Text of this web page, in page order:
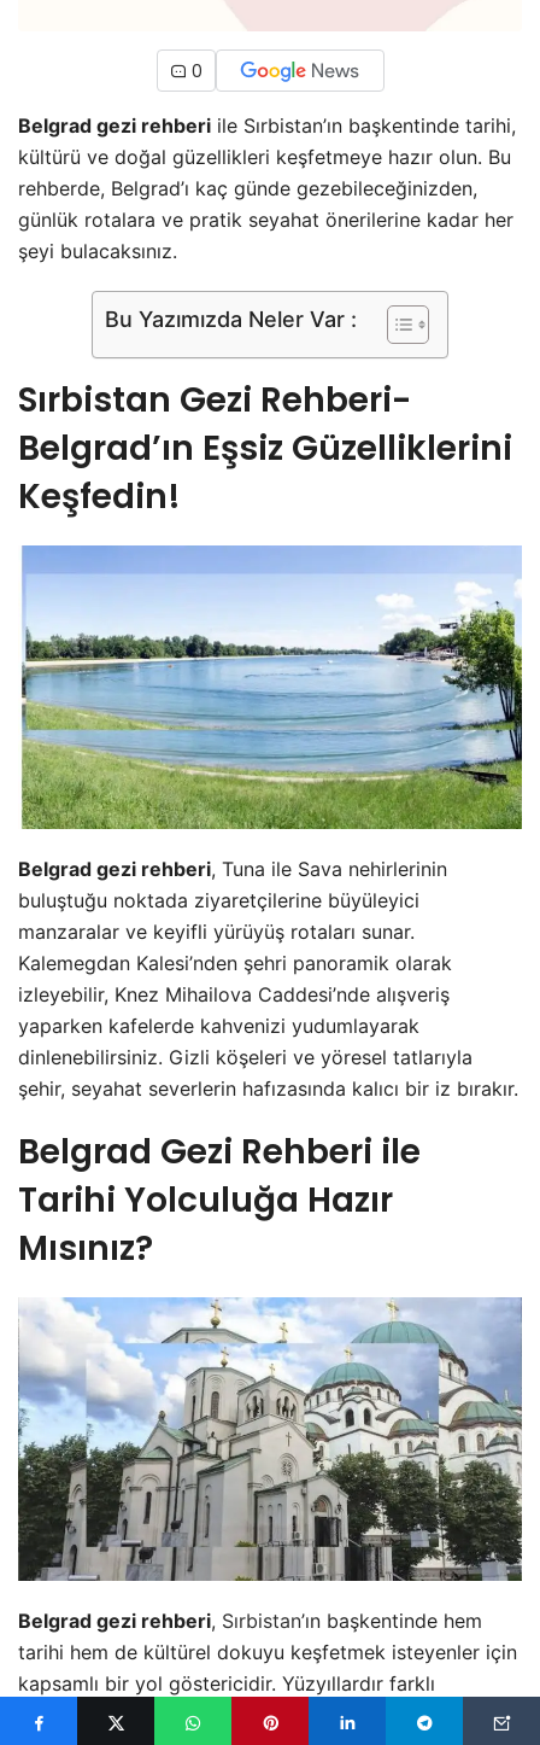
0
Belgrad gezi rehberi ile Sırbistan’ın başkentinde tarihi,
kültürü ve doğal güzellikleri keşfetmeye hazır olun. Bu
rehberde, Belgrad’ı kaç günde gezebileceğinizden,
günlük rotalara ve pratik seyahat önerilerine kadar her
şeyi bulacaksınız.
Bu Yazımızda Neler Var :
Sırbistan Gezi Rehberi-
Belgrad’ın Eşsiz Güzelliklerini
Keşfedin!
Belgrad gezi rehberi, Tuna ile Sava nehirlerinin
buluştuğu noktada ziyaretçilerine büyüleyici
manzaralar ve keyifli yürüyüş rotaları sunar.
Kalemegdan Kalesi’nden şehri panoramik olarak
izleyebilir, Knez Mihailova Caddesi’nde alışveriş
yaparken kafelerde kahvenizi yudumlayarak
dinlenebilirsiniz. Gizli köşeleri ve yöresel tatlarıyla
şehir, seyahat severlerin hafızasında kalıcı bir iz bırakır.
Belgrad Gezi Rehberi ile
Tarihi Yolculuğa Hazır
Mısınız?
Belgrad gezi rehberi, Sırbistan’ın başkentinde hem
tarihi hem de kültürel dokuyu keşfetmek isteyenler için
kapsamlı bir yol göstericidir. Yüzyıllardır farklı
medeniyetlere ev sahipliği yapan şehir, bugün modern